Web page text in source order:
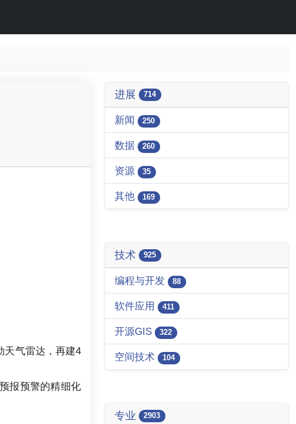
天气雷达，再建4
报预警的精细化
进展 714
新闻 250
数据 260
资源 35
其他 169
技术 925
编程与开发 88
软件应用 411
开源GIS 322
空间技术 104
专业 2903